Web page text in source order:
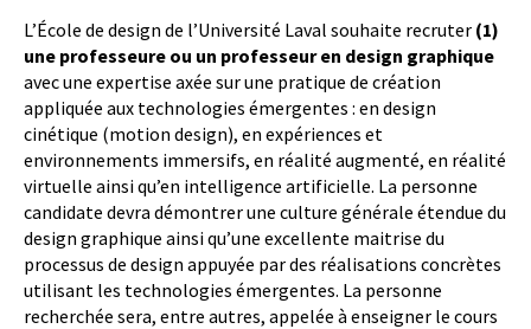
L’École de design de l’Université Laval souhaite recruter (1)
une professeure ou un professeur en design graphique
avec une expertise axée sur une pratique de création
appliquée aux technologies émergentes : en design
cinétique (motion design), en expériences et
environnements immersifs, en réalité augmenté, en réalité
virtuelle ainsi qu’en intelligence artificielle. La personne
candidate devra démontrer une culture générale étendue du
design graphique ainsi qu’une excellente maitrise du
processus de design appuyée par des réalisations concrètes
utilisant les technologies émergentes. La personne
recherchée sera, entre autres, appelée à enseigner le cours